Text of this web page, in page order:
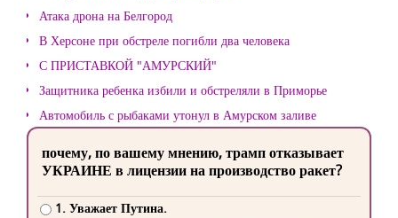
Атака дрона на Белгород
В Херсоне при обстреле погибли два человека
С ПРИСТАВКОЙ "АМУРСКИЙ"
Защитника ребенка избили и обстреляли в Приморье
Автомобиль с рыбаками утонул в Амурском заливе
почему, по вашему мнению, трамп отказывает
УКРАИНЕ в лицензии на производство ракет?
1. Уважает Путина.